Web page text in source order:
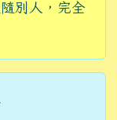
別人，完全